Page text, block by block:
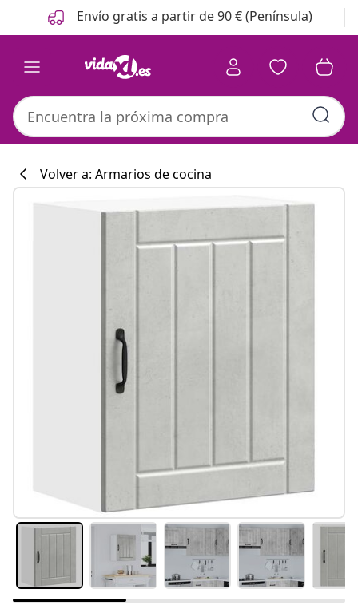
Anterior
Siguiente Envío gratis a partir de 90 € (Península)
#sharemevidaxl
Volver a: Armarios de cocina